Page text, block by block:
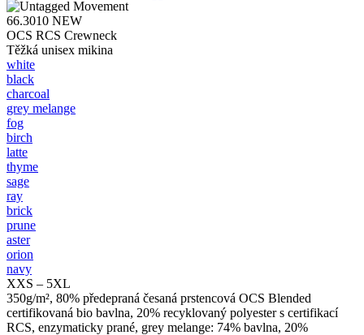
66.3010 NEW
OCS RCS Crewneck
Těžká unisex mikina
white
black
charcoal
grey melange
fog
birch
latte
thyme
sage
ray
brick
prune
aster
orion
navy
XXS – 5XL
350g/m², 80% předepraná česaná prstencová OCS Blended
certifikovaná bio bavlna, 20% recyklovaný polyester s certifikací
RCS, enzymaticky prané, grey melange: 74% bavlna, 20%